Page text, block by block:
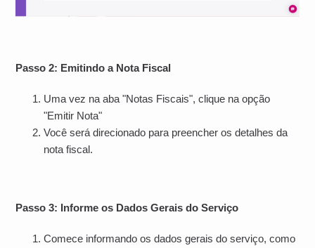
Passo 2: Emitindo a Nota Fiscal
Uma vez na aba "Notas Fiscais", clique na opção
"Emitir Nota"
Você será direcionado para preencher os detalhes da
nota fiscal.
Passo 3: Informe os Dados Gerais do Serviço
Comece informando os dados gerais do serviço, como